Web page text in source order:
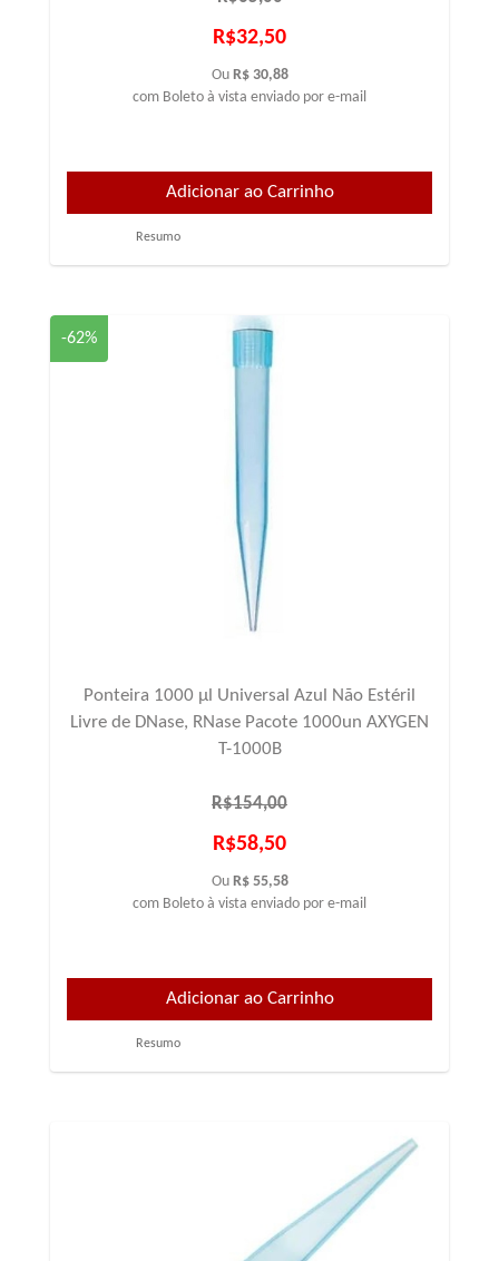
R$32,50
Ou R$ 30,88
com Boleto à vista enviado por e-mail
Resumo
-62%
Ponteira 1000 µl Universal Azul Não Estéril
Livre de DNase, RNase Pacote 1000un AXYGEN
T-1000B
R$154,00
R$58,50
Ou R$ 55,58
com Boleto à vista enviado por e-mail
Resumo